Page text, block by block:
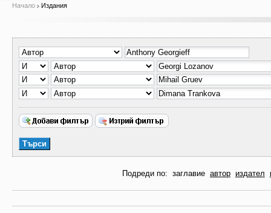
Начало Издания
Подреди по: заглавие автор издател